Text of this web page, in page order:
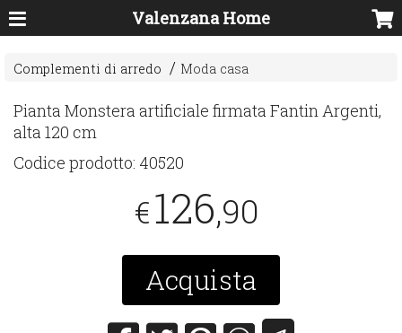
Valenzana Home
Complementi di arredo Moda casa
Pianta Monstera artificiale firmata Fantin Argenti,
alta 120 cm
Codice prodotto: 40520
€126,90
Acquista